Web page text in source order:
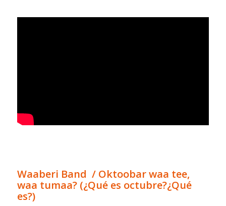
Waaberi Band / Oktoobar waa tee,
waa tumaa? (¿Qué es octubre?¿Qué
es?)